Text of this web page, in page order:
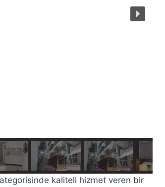
kaliteli hizmet veren bir